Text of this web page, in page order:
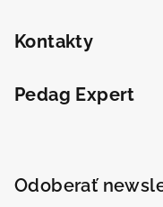
Kontakty
Pedag Expert
Odoberať